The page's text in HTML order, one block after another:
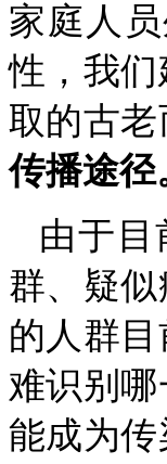
家庭人
性，我
取的古
传播途径
由于
群、疑
的人群
难识别
能成为